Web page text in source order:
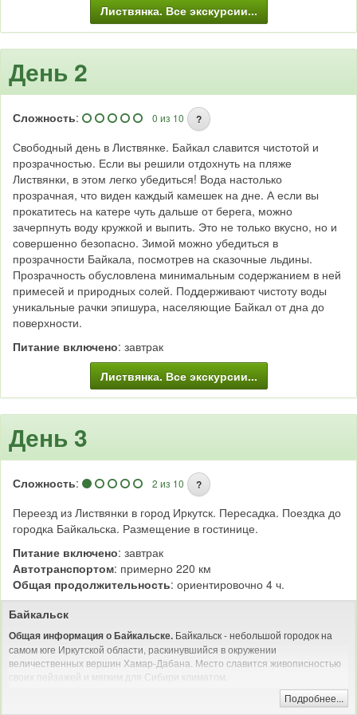
Листвянка. Все экскурсии...
День 2
Сложность: 0 из 10 ?
Свободный день в Листвянке. Байкал славится чистотой и
прозрачностью. Если вы решили отдохнуть на пляже
Листвянки, в этом легко убедиться! Вода настолько
прозрачная, что виден каждый камешек на дне. А если вы
прокатитесь на катере чуть дальше от берега, можно
зачерпнуть воду кружкой и выпить. Это не только вкусно, но и
совершенно безопасно. Зимой можно убедиться в
прозрачности Байкала, посмотрев на сказочные льдины.
Прозрачность обусловлена минимальным содержанием в ней
примесей и природных солей. Поддерживают чистоту воды
уникальные рачки эпишура, населяющие Байкал от дна до
поверхности.
Питание включено: завтрак
Листвянка. Все экскурсии...
День 3
Сложность: 2 из 10 ?
Переезд из Листвянки в город Иркутск. Пересадка. Поездка до
городка Байкальска. Размещение в гостинице.
Питание включено: завтрак
Автотранспортом: примерно 220 км
Общая продолжительность: ориентировочно 4 ч.
Байкальск
Общая информация о Байкальске. Байкальск - небольшой городок на
самом юге Иркутской области, раскинувшийся в окружении
величественных вершин Хамар-Дабана. Место славится живописностью
своих пейзажей и мягким для Сибири климатом.
На отдых сюда едут активные
Подробнее...